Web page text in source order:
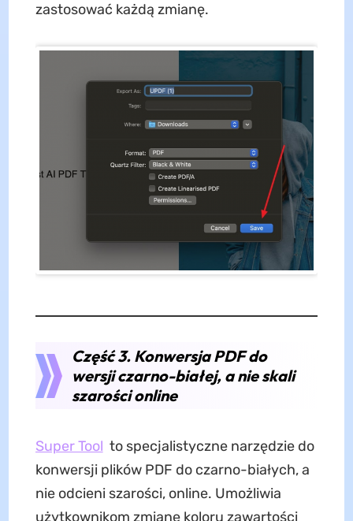
zastosować każdą zmianę.
Część 3. Konwersja PDF do
wersji czarno-białej, a nie skali
szarości online
Super Tool to specjalistyczne narzędzie do
konwersji plików PDF do czarno-białych, a
nie odcieni szarości, online. Umożliwia
użytkownikom zmianę koloru zawartości